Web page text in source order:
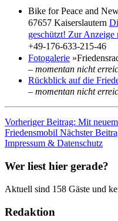
Bike for Peace and
67657 Kaiserslautern
geschützt! Zur Anzeige
+49-176-633-215-46
Fotogalerie
– momentan nicht
Rückblick auf die
– momentan nicht
Vorheriger Beitrag: Mit
Friedensmobil Nächster
Impressum & Datenschutz
Wer liest hier gerade?
Aktuell sind 158 Gäste und
Redaktion